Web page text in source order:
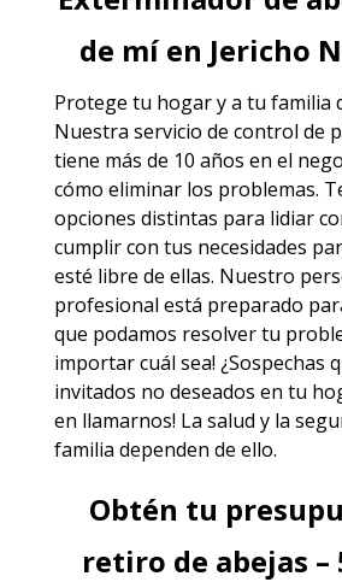
de mí en Jericho
Protege tu hogar y a tu familia
Nuestra servicio de control de
tiene más de 10 años en el
cómo eliminar los problemas.
opciones distintas para lidiar
cumplir con tus necesidades
esté libre de ellas. Nuestro
profesional está preparado
que podamos resolver tu
importar cuál sea! ¿Sospechas
invitados no deseados en tu
en llamarnos! La salud y la
familia dependen de ello.
Obtén tu
retiro de abejas –